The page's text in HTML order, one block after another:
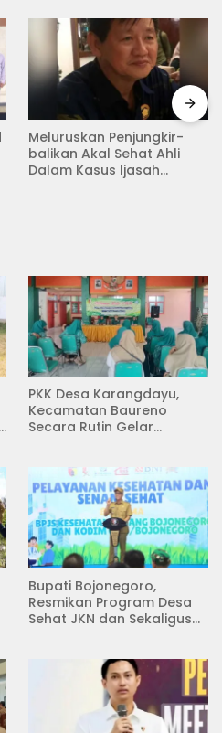
Rampas Motor Tanpa
Surat Resmi, Modus Baru
Debt Collector di Jalan
PKK Desa Karangdayu,
Kecamatan Baureno
Secara Rutin Gelar
Bupati Bojonegoro,
Resmikan Program Desa
Sehat JKN dan Sekaligus